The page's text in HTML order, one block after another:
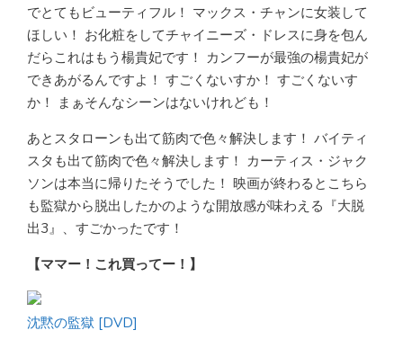
でとてもビューティフル！ マックス・チャンに女装して
ほしい！ お化粧をしてチャイニーズ・ドレスに身を包ん
だらこれはもう楊貴妃です！ カンフーが最強の楊貴妃が
できあがるんですよ！ すごくないすか！ すごくないす
か！ まぁそんなシーンはないけれども！
あとスタローンも出て筋肉で色々解決します！ バイティ
スタも出て筋肉で色々解決します！ カーティス・ジャク
ソンは本当に帰りたそうでした！ 映画が終わるとこちら
も監獄から脱出したかのような開放感が味わえる『大脱
出3』、すごかったです！
【ママー！これ買ってー！】
沈黙の監獄 [DVD]